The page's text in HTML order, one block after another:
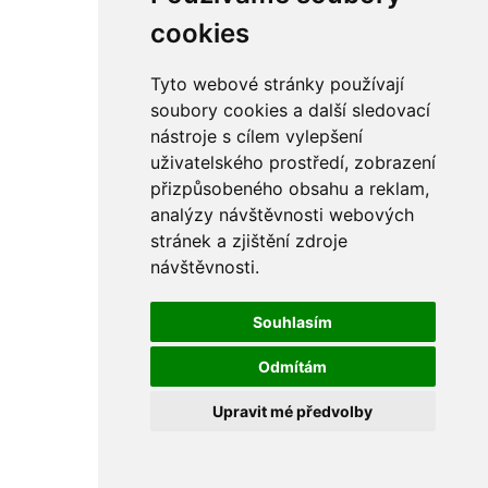
cookies
Tyto webové stránky používají
soubory cookies a další sledovací
nástroje s cílem vylepšení
uživatelského prostředí, zobrazení
přizpůsobeného obsahu a reklam,
analýzy návštěvnosti webových
stránek a zjištění zdroje
návštěvnosti.
Souhlasím
Odmítám
Upravit mé předvolby
řetězy
ostatní části
sekundární
sání
sedla
spojovací materiál
matice
podložky
pojistné kroužky
šrouby
výbava
výfuky a kolena
bowdeny a lanka
filtry
gufera